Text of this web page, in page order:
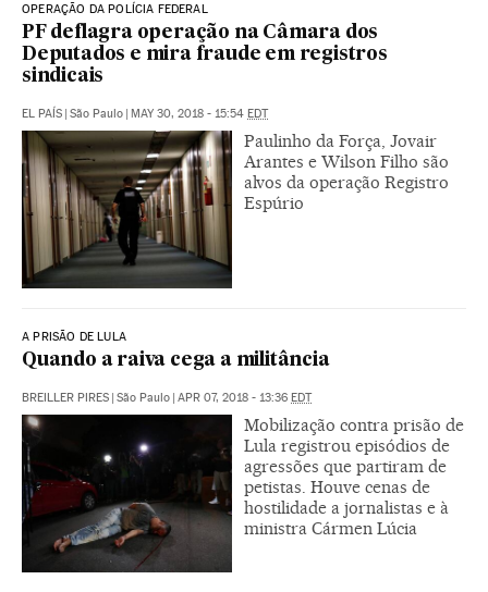
OPERAÇÃO DA POLÍCIA FEDERAL
PF deflagra operação na Câmara dos
Deputados e mira fraude em registros
sindicais
EL PAÍS | São Paulo | MAY 30, 2018 - 15:54 EDT
Paulinho da Força, Jovair
Arantes e Wilson Filho são
alvos da operação Registro
Espúrio
A PRISÃO DE LULA
Quando a raiva cega a militância
BREILLER PIRES | São Paulo | APR 07, 2018 - 13:36 EDT
Mobilização contra prisão de
Lula registrou episódios de
agressões que partiram de
petistas. Houve cenas de
hostilidade a jornalistas e à
ministra Cármen Lúcia